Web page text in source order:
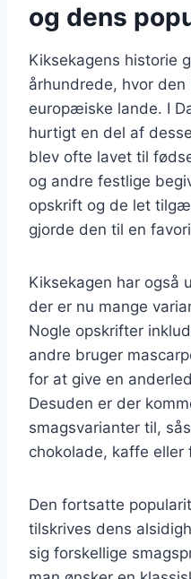
og dens
Kiksekagens historie
århundrede, hvor
europæiske lande. I
hurtigt en del af
blev ofte lavet til
og andre festlige
opskrift og de let
gjorde den til en
Kiksekagen har også
der er nu mange
Nogle opskrifter
andre bruger
for at give en
Desuden er der
smagsvarianter til,
chokolade, kaffe eller
Den fortsatte
tilskrives dens
sig forskellige